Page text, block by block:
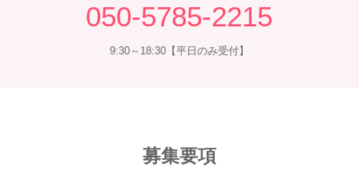
050-5785-2215
9:30～18:30【平日のみ受付】
募集要項